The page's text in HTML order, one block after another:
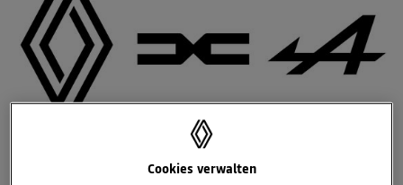
Cookies verwalten